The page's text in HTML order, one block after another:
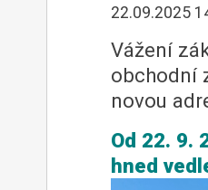
22.09.2025
Vážení
obchodní
novou
Od 22. 9.
hned